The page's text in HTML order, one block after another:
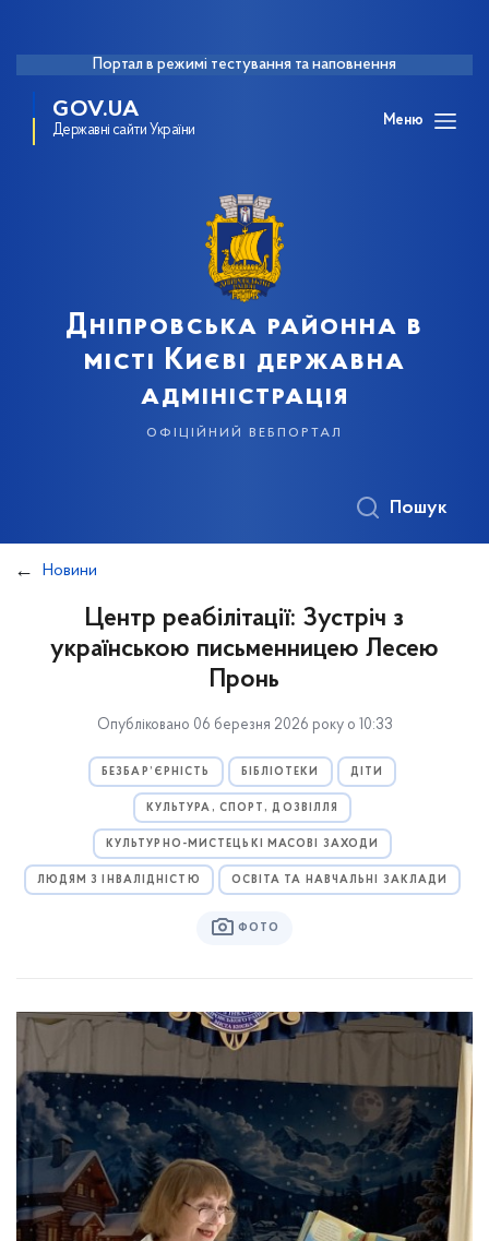
Портал в режимі тестування та наповнення
GOV.UA
Державні сайти України
Меню
Дніпровська районна в
місті Києві державна
адміністрація
офіційний вебпортал
Пошук
Новини
Центр реабілітації: Зустріч з
українською письменницею Лесею
Пронь
Опубліковано 06 березня 2026 року о 10:33
БЕЗБАР’ЄРНІСТЬ БІБЛІОТЕКИ ДІТИ
КУЛЬТУРА, СПОРТ, ДОЗВІЛЛЯ
КУЛЬТУРНО-МИСТЕЦЬКІ МАСОВІ ЗАХОДИ
ЛЮДЯМ З ІНВАЛІДНІСТЮ ОСВІТА ТА НАВЧАЛЬНІ ЗАКЛАДИ
ФОТО